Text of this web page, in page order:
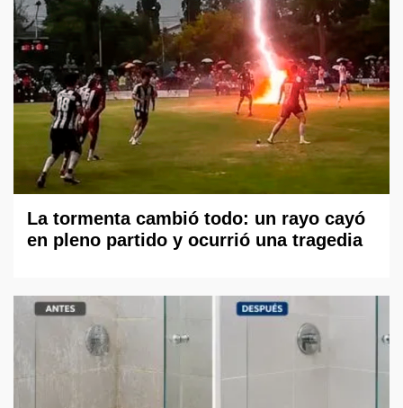
La tormenta cambió todo: un rayo cayó
en pleno partido y ocurrió una tragedia